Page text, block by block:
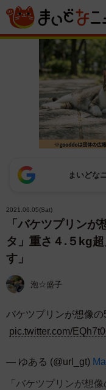
まいどな
2021.06.05(Sat)
「バケツプリン
タ」重さ４.５kg
す」
泡☆盛子
バケツプリンが想像
pic.twitter.com/
— ゆある (@url_gt)
「バケツプリンが想